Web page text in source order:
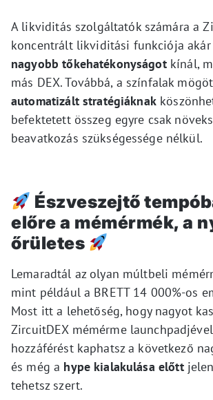
A likviditás szolgáltatók számára a
koncentrált likviditási funkciója akár
nagyobb tőkehatékonyságotkínál,
más DEX. Továbbá, a színfalak
automatizált stratégiáknak
befektetett összeg egyre csak
beavatkozás szükségessége nélkül.
Észveszejtő
előre a mémérmék, a
őrületes
Lemaradtál az olyan múltbeli
mint például a BRETT 14 000%-os
Most itt a lehetőség, hogy nagyot
ZircuitDEX mémérme
hozzáférést kaphatsz a következő
és még a hype kialakulása előtt
tehetsz szert.